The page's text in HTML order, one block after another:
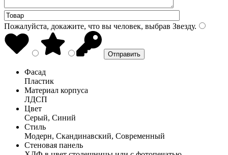
Пожалуйста, докажите, что вы человек, выбрав Звезду.
Фасад
Пластик
Материал корпуса
ЛДСП
Цвет
Серый, Синий
Стиль
Модерн, Скандинавский, Современный
Стеновая панель